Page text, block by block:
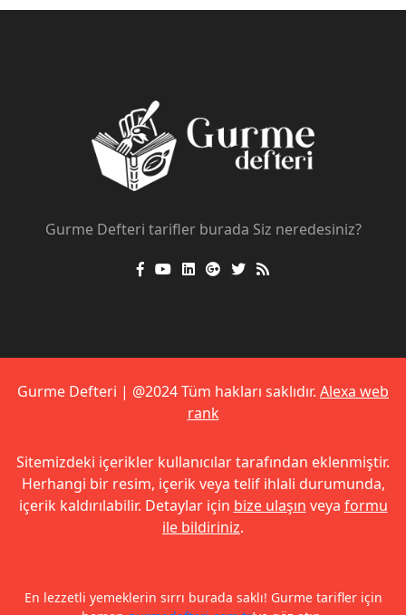
Gurme Defteri tarifler burada Siz neredesiniz?
Gurme Defteri | @2024 Tüm hakları saklıdır. Alexa web
rank
Sitemizdeki içerikler kullanıcılar tarafından eklenmiştir.
Herhangi bir resim, içerik veya telif ihlali durumunda,
içerik kaldırılabilir. Detaylar için bize ulaşın veya formu
ile bildiriniz.
En lezzetli yemeklerin sırrı burada saklı! Gurme tarifler için